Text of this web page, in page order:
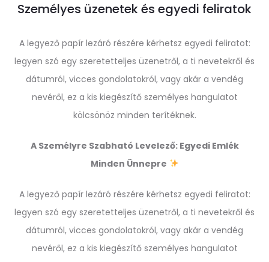
Személyes üzenetek és egyedi feliratok
A legyező papír lezáró részére kérhetsz egyedi feliratot:
legyen szó egy szeretetteljes üzenetről, a ti nevetekről és
dátumról, vicces gondolatokról, vagy akár a vendég
nevéről, ez a kis kiegészítő személyes hangulatot
kölcsönöz minden terítéknek.
A Személyre Szabható Levelező: Egyedi Emlék
Minden Ünnepre
A legyező papír lezáró részére kérhetsz egyedi feliratot:
legyen szó egy szeretetteljes üzenetről, a ti nevetekről és
dátumról, vicces gondolatokról, vagy akár a vendég
nevéről, ez a kis kiegészítő személyes hangulatot